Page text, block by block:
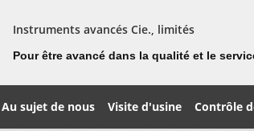
Instruments avancés Cie., limités
Pour être avancé dans la qualité et le
Au sujet de nous Visite d'usine Contrôle